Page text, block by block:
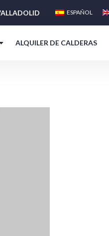
ESPAÑOL
ALQUILER DE CALDERAS